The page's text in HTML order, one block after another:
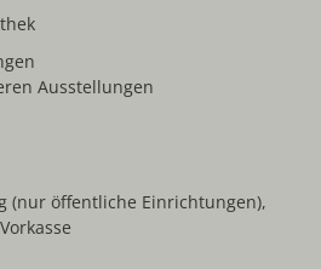
Ausstellungen
(nur öffentliche Einrichtungen),